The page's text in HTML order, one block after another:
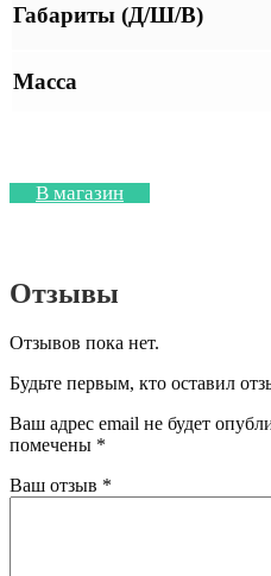
Габариты (Д/Ш/В)
Масса
В магазин
Отзывы
Отзывов пока нет.
Будьте первым, кто оставил
Ваш адрес email не будет
помечены *
Ваш отзыв *